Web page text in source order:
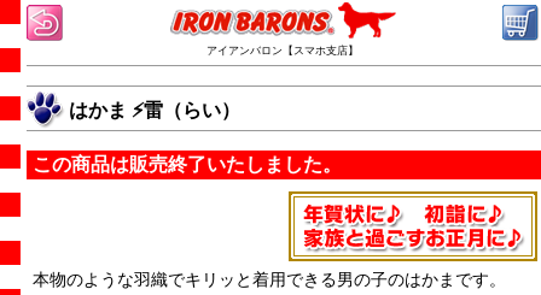
アイアンバロン【スマホ支店】
はかま ⚡雷（らい）
この商品は販売終了いたしました。
本物のような羽織でキリッと着用できる男の子のはかまです。